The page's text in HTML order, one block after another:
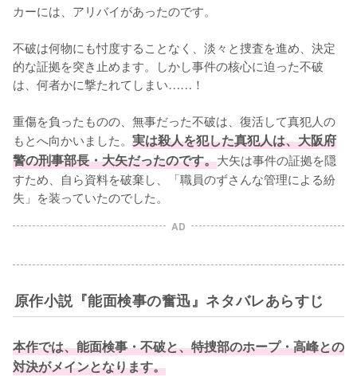
カーには、アリバイがあったのです。
不破は何物にも忖度することなく、淡々と捜査を進め、決定
的な証拠を突き止めます。しかし事件の核心に迫った不破
は、何者かに撃たれてしまい……！
重傷を負ったものの、無事だった不破は、復活して真犯人の
もとへ向かいました。 実は殺人を犯した真犯人は、大阪府
警の刑事部長・大矢だったのです。大矢は事件の証拠を隠
すため、自ら資料を破棄し、「職員のずさんな管理による紛
失」を装っていたのでした。
AD
原作小説『能面検事の奮迅』ネタバレあらすじ
本作では、能面検事・不破と、特捜部のホープ・高峰との
対決がメインとなります。